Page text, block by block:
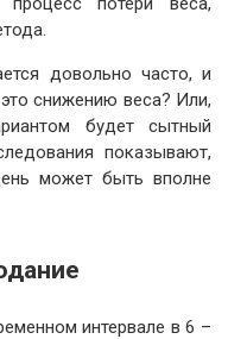
довольно часто, и
снижению веса? Или,
будет сытный
показывают,
может быть вполне
интервале в 6 –